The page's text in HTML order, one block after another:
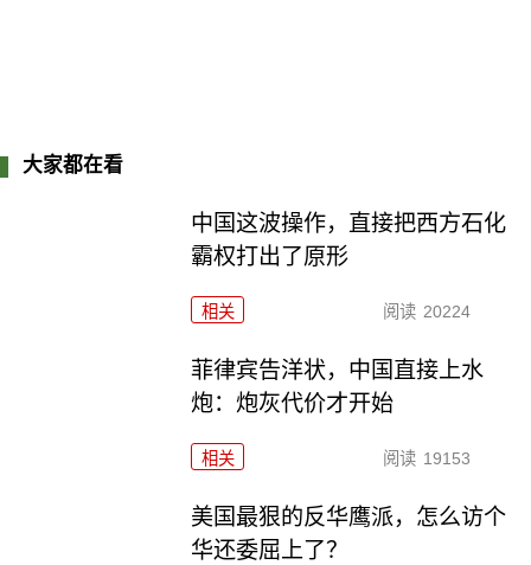
大家都在看
中国这波操作，直接把西方石化
霸权打出了原形
相关 阅读 20224
菲律宾告洋状，中国直接上水
炮：炮灰代价才开始
相关 阅读 19153
美国最狠的反华鹰派，怎么访个
华还委屈上了？